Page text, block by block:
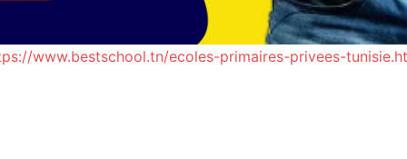
www.bestschool.tn/ecoles-primaires-privees-